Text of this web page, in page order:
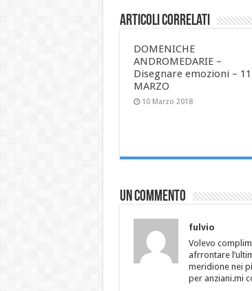
Articoli correlati
DOMENICHE
ANDROMEDARIE –
Disegnare emozioni – 11
MARZO
10 Marzo 2018
Un commento
fulvio
Volevo
afrrontare
meridione nei
per anziani.mi